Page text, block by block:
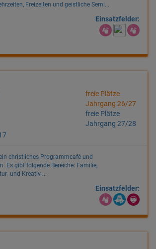
Freizeiten und geistliche Semi...
Einsatzfelder:
freie Plätze
Jahrgang 26/27
freie Plätze
Jahrgang 27/28
christliches Programmcafé und
Es gibt folgende Bereiche: Familie,
und Kreativ-...
Einsatzfelder: